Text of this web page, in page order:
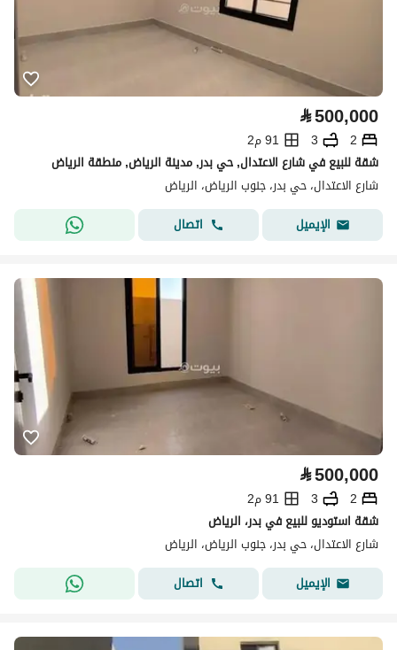
⃁500,000
2
3
91 م2
شقة للبيع في شارع الاعتدال, حي بدر, مدينة الرياض, منطقة الرياض
شارع الاعتدال، حي بدر، جنوب الرياض، الرياض
الإيميل
اتصال
⃁500,000
2
3
91 م2
شقة استوديو للبيع في بدر، الرياض
شارع الاعتدال، حي بدر، جنوب الرياض، الرياض
الإيميل
اتصال